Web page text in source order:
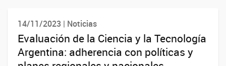
14/11/2023 | Noticias
Evaluación de la Ciencia y la Tecnología
Argentina: adherencia con políticas y